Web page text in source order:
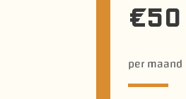
€50
per maand